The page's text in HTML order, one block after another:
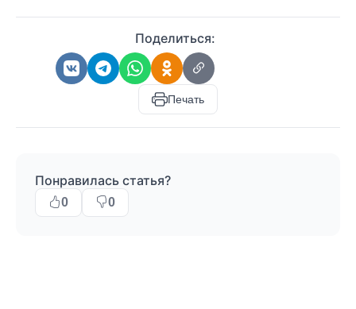
Поделиться:
Печать
Понравилась статья?
0 0